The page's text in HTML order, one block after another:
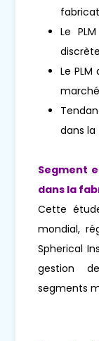
Le
Le
dans
Segment
dans la
Cette
mondial,
Spherical
gestion
segments